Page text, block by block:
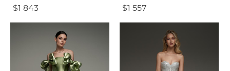
$1 843
$1 557